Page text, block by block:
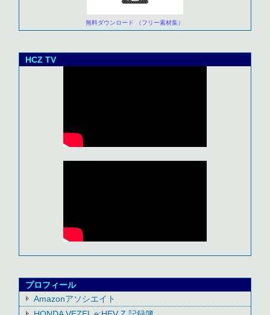
無料ダウンロード （フリー素材集）
HCZ TV
プロフィール
Amazonアソシエイト